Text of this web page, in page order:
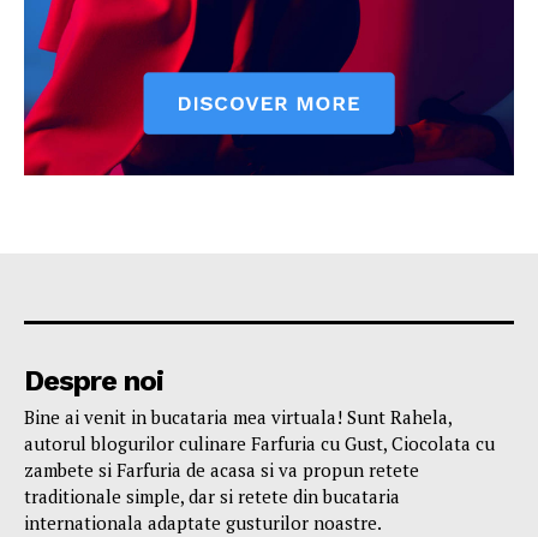
Despre noi
Bine ai venit in bucataria mea virtuala! Sunt Rahela,
autorul blogurilor culinare Farfuria cu Gust, Ciocolata cu
zambete si Farfuria de acasa si va propun retete
traditionale simple, dar si retete din bucataria
internationala adaptate gusturilor noastre.